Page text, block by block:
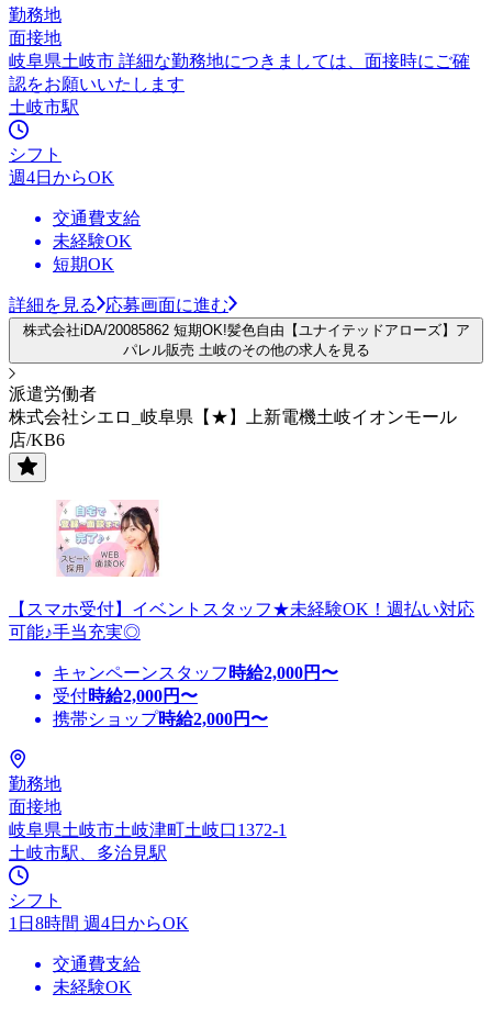
勤務地
面接地
岐阜県土岐市 詳細な勤務地につきましては、面接時にご確
認をお願いいたします
土岐市駅
シフト
週4日からOK
交通費支給
未経験OK
短期OK
詳細を見る 応募画面に進む
株式会社iDA/20085862 短期OK!髪色自由【ユナイテッドアローズ】ア
パレル販売 土岐のその他の求人を見る
派遣労働者
株式会社シエロ_岐阜県【★】上新電機土岐イオンモール
店/KB6
【スマホ受付】イベントスタッフ★未経験OK！週払い対応
可能♪手当充実◎
キャンペーンスタッフ 時給2,000円〜
受付時給2,000円〜
携帯ショップ時給2,000円〜
勤務地
面接地
岐阜県土岐市土岐津町土岐口1372-1
土岐市駅、多治見駅
シフト
1日8時間 週4日からOK
交通費支給
未経験OK